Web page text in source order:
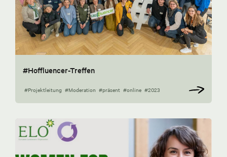
#Hoffluencer-Treffen
#Projektleitung #Moderation #präsent #online #2023